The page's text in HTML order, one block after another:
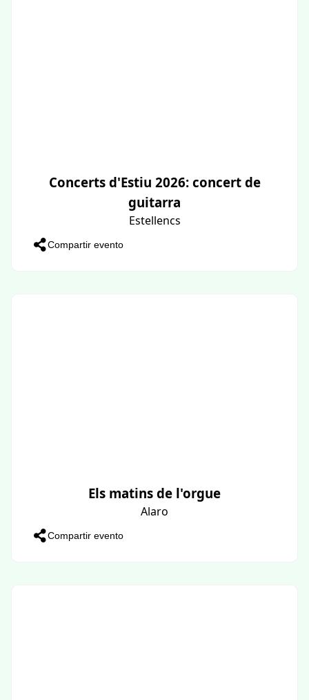
Concerts d'Estiu 2026: concert de
guitarra
Estellencs
Compartir evento
Els matins de l'orgue
Alaro
Compartir evento